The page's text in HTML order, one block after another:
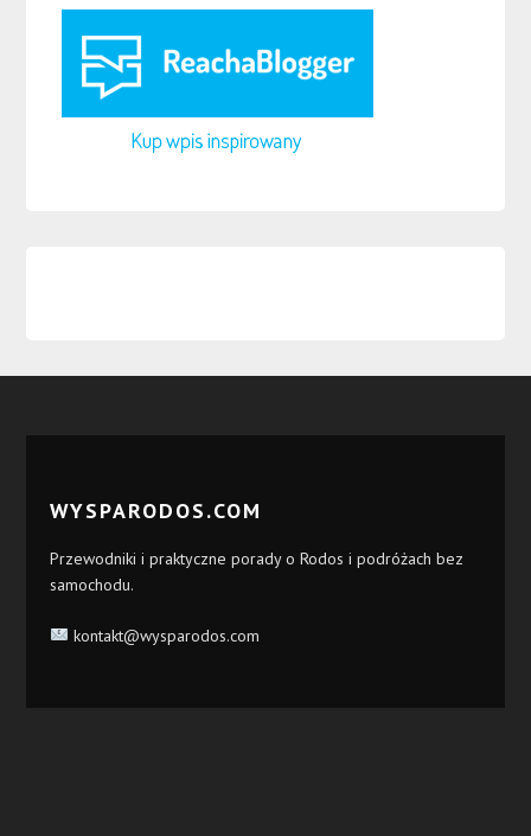
WYSPARODOS.COM
Przewodniki i praktyczne porady o Rodos i podróżach bez
samochodu.
kontakt@wysparodos.com